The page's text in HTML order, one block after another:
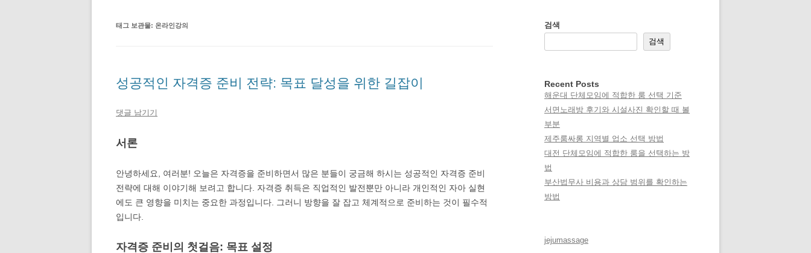
태그 보관물: 온라인강의
성공적인 자격증 준비 전략: 목표 달성을 위한 길잡이
댓글 남기기
서론
안녕하세요, 여러분! 오늘은 자격증을 준비하면서 많은 분들이 궁금해 하시는 성공적인 자격증 준비
전략에 대해 이야기해 보려고 합니다. 자격증 취득은 직업적인 발전뿐만 아니라 개인적인 자아 실현
에도 큰 영향을 미치는 중요한 과정입니다. 그러니 방향을 잘 잡고 체계적으로 준비하는 것이 필수적
입니다.
자격증 준비의 첫걸음: 목표 설정
검색
검색
Recent Posts
해운대 단체모임에 적합한 룸 선택 기준
서면노래방 후기와 시설사진 확인할 때 볼
부분
제주룸싸롱 지역별 업소 선택 방법
대전 단체모임에 적합한 룸을 선택하는 방
법
부산법무사 비용과 상담 범위를 확인하는
방법
jejumassage